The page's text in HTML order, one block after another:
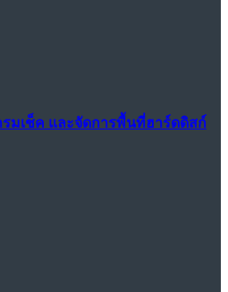
รมเช็ค และจัดการพื้นที่ฮาร์ดดิสก์